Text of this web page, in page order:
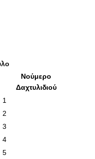
Νούμερο
Δαχτυλιδιού
1
2
3
4
5